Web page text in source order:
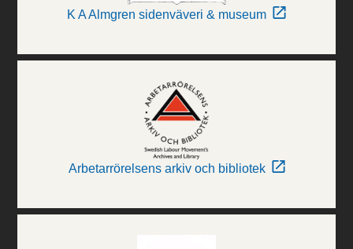
K A Almgren sidenväveri & museum
Arbetarrörelsens arkiv och bibliotek